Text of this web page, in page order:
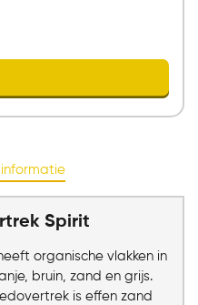
informatie
Spirit
organische vlakken in
bruin, zand en grijs.
is effen zand